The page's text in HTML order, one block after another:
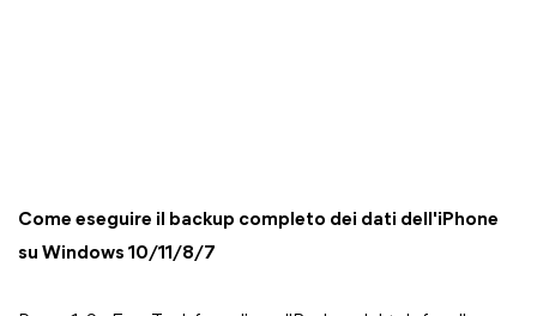
Come eseguire il backup completo dei dati dell'iPhone
su Windows 10/11/8/7